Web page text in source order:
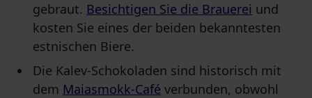
gebraut. Besichtigen Sie die Brauerei und
kosten Sie eines der beiden bekanntesten
estnischen Biere.
Die Kalev-Schokoladen sind historisch mit
dem Maiasmokk-Café verbunden, obwohl